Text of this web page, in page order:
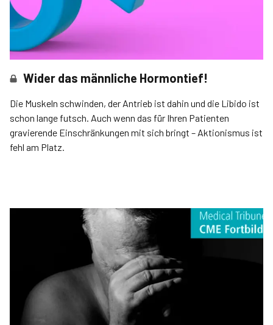
Wider das männliche Hormontief!
Die Muskeln schwinden, der Antrieb ist dahin und die Libido ist
schon lange futsch. Auch wenn das für Ihren Patienten
gravierende Einschränkungen mit sich bringt – Aktionismus ist
fehl am Platz.